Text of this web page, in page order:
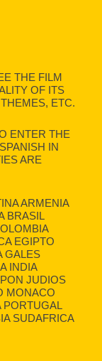
THE FILM
OF ITS
ETC.
ENTER THE
IN
ARE
ARMENIA
BRASIL
EGIPTO
GALES
INDIA
JUDIOS
MONACO
PORTUGAL
SUDAFRICA